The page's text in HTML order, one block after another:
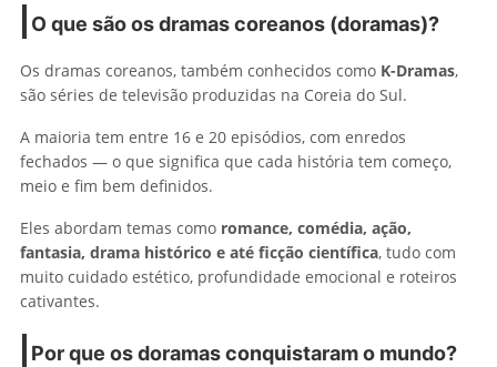
O que são os dramas coreanos (doramas)?
Os dramas coreanos, também conhecidos como K-Dramas,
são séries de televisão produzidas na Coreia do Sul.
A maioria tem entre 16 e 20 episódios, com enredos
fechados — o que significa que cada história tem começo,
meio e fim bem definidos.
Eles abordam temas como romance, comédia, ação,
fantasia, drama histórico e até ficção científica, tudo com
muito cuidado estético, profundidade emocional e roteiros
cativantes.
Por que os doramas conquistaram o mundo?